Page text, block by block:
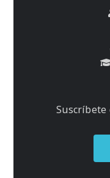
Suscríbete